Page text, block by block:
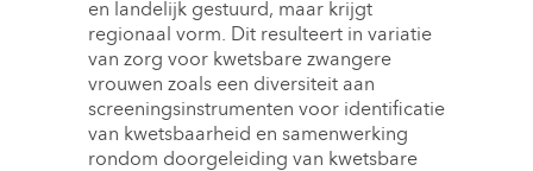
en landelijk gestuurd, maar krijgt
regionaal vorm. Dit resulteert in variatie
van zorg voor kwetsbare zwangere
vrouwen zoals een diversiteit aan
screeningsinstrumenten voor identificatie
van kwetsbaarheid en samenwerking
rondom doorgeleiding van kwetsbare